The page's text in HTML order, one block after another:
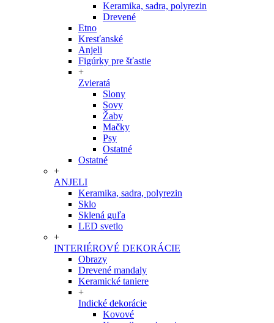
Keramika, sadra, polyrezin
Drevené
Etno
Kresťanské
Anjeli
Figúrky pre šťastie
+
Zvieratá
Slony
Sovy
Žaby
Mačky
Psy
Ostatné
Ostatné
+
ANJELI
Keramika, sadra, polyrezin
Sklo
Sklená guľa
LED svetlo
+
INTERIÉROVÉ DEKORÁCIE
Obrazy
Drevené mandaly
Keramické taniere
+
Indické dekorácie
Kovové